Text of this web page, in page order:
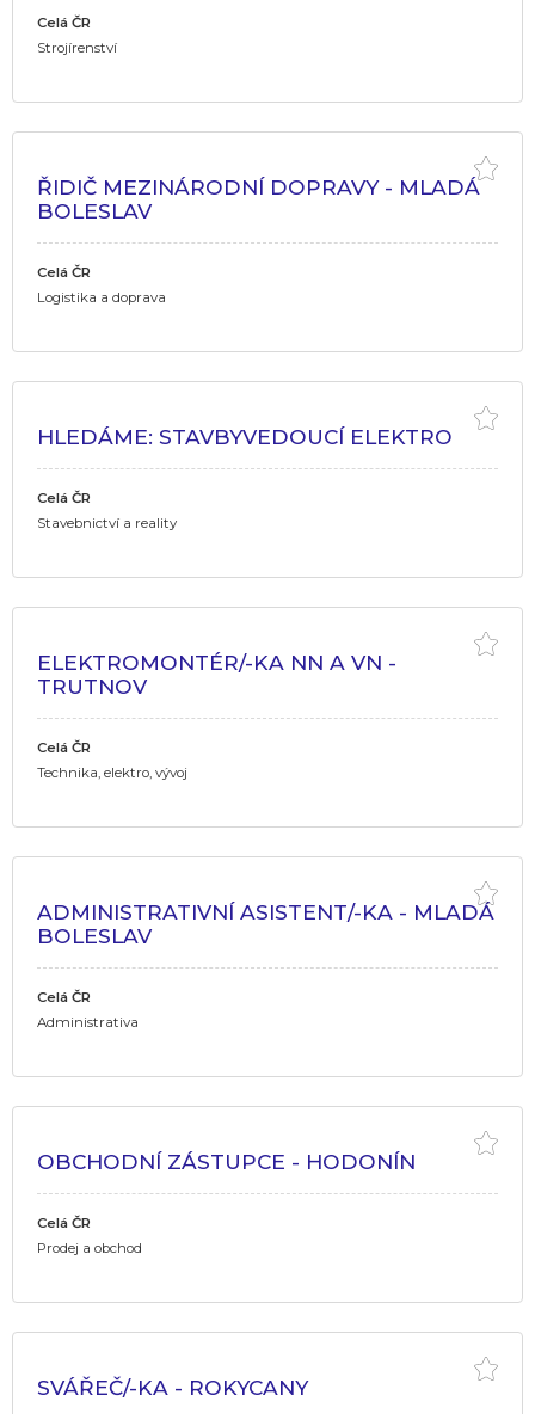
Celá ČR
Strojírenství
ŘIDIČ MEZINÁRODNÍ DOPRAVY - MLADÁ
BOLESLAV
Celá ČR
Logistika a doprava
HLEDÁME: STAVBYVEDOUCÍ ELEKTRO
Celá ČR
Stavebnictví a reality
ELEKTROMONTÉR/-KA NN A VN -
TRUTNOV
Celá ČR
Technika, elektro, vývoj
ADMINISTRATIVNÍ ASISTENT/-KA - MLADÁ
BOLESLAV
Celá ČR
Administrativa
OBCHODNÍ ZÁSTUPCE - HODONÍN
Celá ČR
Prodej a obchod
SVÁŘEČ/-KA - ROKYCANY